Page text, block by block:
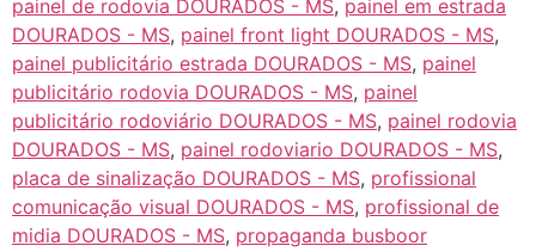
painel de rodovia DOURADOS - MS, painel em estrada
DOURADOS - MS, painel front light DOURADOS - MS,
painel publicitário estrada DOURADOS - MS, painel
publicitário rodovia DOURADOS - MS, painel
publicitário rodoviário DOURADOS - MS, painel rodovia
DOURADOS - MS, painel rodoviario DOURADOS - MS,
placa de sinalização DOURADOS - MS, profissional
comunicação visual DOURADOS - MS, profissional de
midia DOURADOS - MS, propaganda busboor